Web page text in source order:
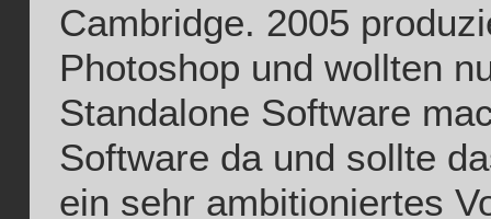
Cambridge. 2005
Photoshop und wollten
Standalone Software
Software da und sollte
ein sehr ambitioniertes